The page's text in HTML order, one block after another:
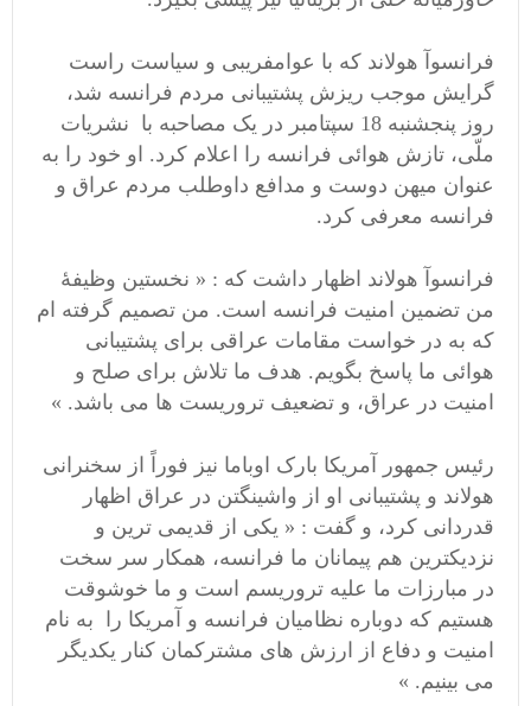
فرانسوآ هولاند که با عوامفریبی و سیاست راست
گرایش موجب ریزش پشتیبانی مردم فرانسه شد،
روز پنجشنبه 18 سپتامبر در یک مصاحبه با نشریات
ملّی، تازش هوائی فرانسه را اعلام کرد. او خود را به
عنوان میهن دوست و مدافع داوطلب مردم عراق و
فرانسه معرفی کرد.
فرانسوآ هولاند اظهار داشت که : « نخستین وظیفۀ
من تضمین امنیت فرانسه است. من تصمیم گرفته ام
که به در خواست مقامات عراقی برای پشتیبانی
هوائی ما پاسخ بگویم. هدف ما تلاش برای صلح و
امنیت در عراق، و تضعیف تروریست ها می باشد. »
رئیس جمهور آمریکا بارک اوباما نیز فوراً از سخنرانی
هولاند و پشتیبانی او از واشینگتن در عراق اظهار
قدردانی کرد، و گفت : « یکی از قدیمی ترین و
نزدیکترین هم پیمانان ما فرانسه، همکار سر سخت
در مبارزات ما علیه تروریسم است و ما خوشوقت
هستیم که دوباره نظامیان فرانسه و آمریکا را به نام
امنیت و دفاع از ارزش های مشترکمان کنار یکدیگر
می بینیم. »